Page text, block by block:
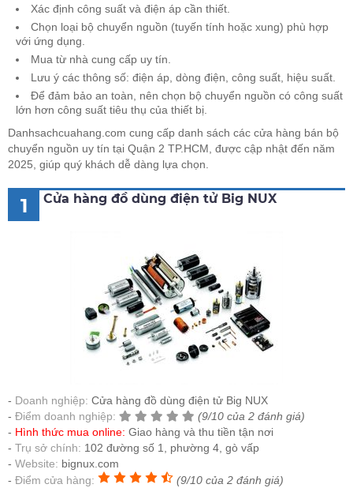
Xác định công suất và điện áp cần thiết.
Chọn loại bộ chuyển nguồn (tuyến tính hoặc xung) phù hợp
với ứng dụng.
Mua từ nhà cung cấp uy tín.
Lưu ý các thông số: điện áp, dòng điện, công suất, hiệu suất.
Để đảm bảo an toàn, nên chọn bộ chuyển nguồn có công suất
lớn hơn công suất tiêu thụ của thiết bị.
Danhsachcuahang.com cung cấp danh sách các cửa hàng bán bộ
chuyển nguồn uy tín tại Quận 2 TP.HCM, được cập nhật đến năm
2025, giúp quý khách dễ dàng lựa chọn.
1 Cửa hàng đồ dùng điện tử Big NUX
Doanh nghiệp: Cửa hàng đồ dùng điện tử Big NUX
Điểm doanh nghiệp:
(9/10 của 2 đánh giá)
Hình thức mua online: Giao hàng và thu tiền tận nơi
Trụ sở chính: 102 đường số 1, phường 4, gò vấp
Website: bignux.com
Điểm cửa hàng:
(9/10 của 2 đánh giá)